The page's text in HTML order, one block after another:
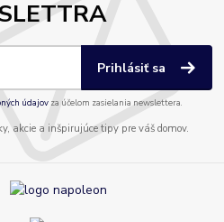
Prihlásiť sa
údajov za účelom zasielania newslettera.
akcie a inšpirujúce tipy pre váš domov.